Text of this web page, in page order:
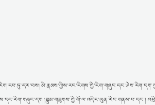
།ཟླུམ་གཟུགས་ཀྱི་གོ་ལ་འདིར་ཡུན་རིང་གནས་པ་དང་།